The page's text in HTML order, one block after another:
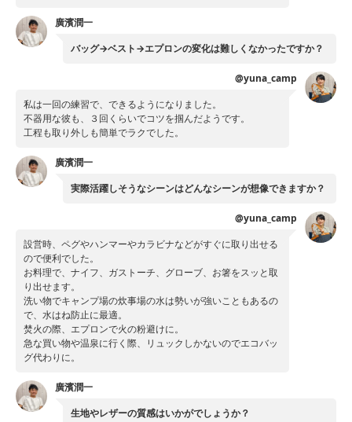
廣濱潤一
バッグ→ベスト→エプロンの変化は難しくなかったですか？
@yuna_camp
私は一回の練習で、できるようになりました。
不器用な彼も、３回くらいでコツを掴んだようです。
工程も取り外しも簡単でラクでした。
廣濱潤一
実際活躍しそうなシーンはどんなシーンが想像できますか？
@yuna_camp
設営時、ペグやハンマーやカラビナなどがすぐに取り出せる
ので便利でした。
お料理で、ナイフ、ガストーチ、グローブ、お箸をスッと取
り出せます。
洗い物でキャンプ場の炊事場の水は勢いが強いこともあるの
で、水はね防止に最適。
焚火の際、エプロンで火の粉避けに。
急な買い物や温泉に行く際、リュックしかないのでエコバッ
グ代わりに。
廣濱潤一
生地やレザーの質感はいかがでしょうか？